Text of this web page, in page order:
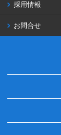
採用情報
お問合せ